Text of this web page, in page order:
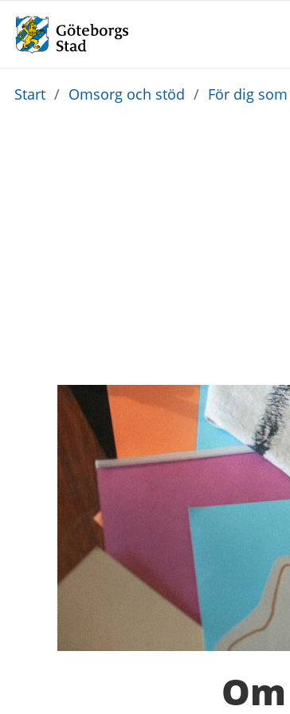
Du
Start / Omsorg och stöd / För dig